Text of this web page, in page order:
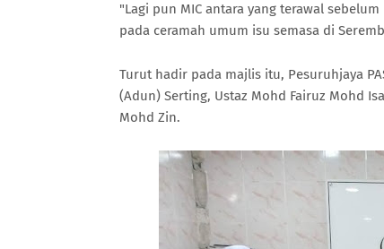
"Lagi pun MIC antara yang terawal
pada ceramah umum isu semasa di
Turut hadir pada majlis itu, Pesuruhjaya
(Adun) Serting, Ustaz Mohd Fairuz Mohd
Mohd Zin.